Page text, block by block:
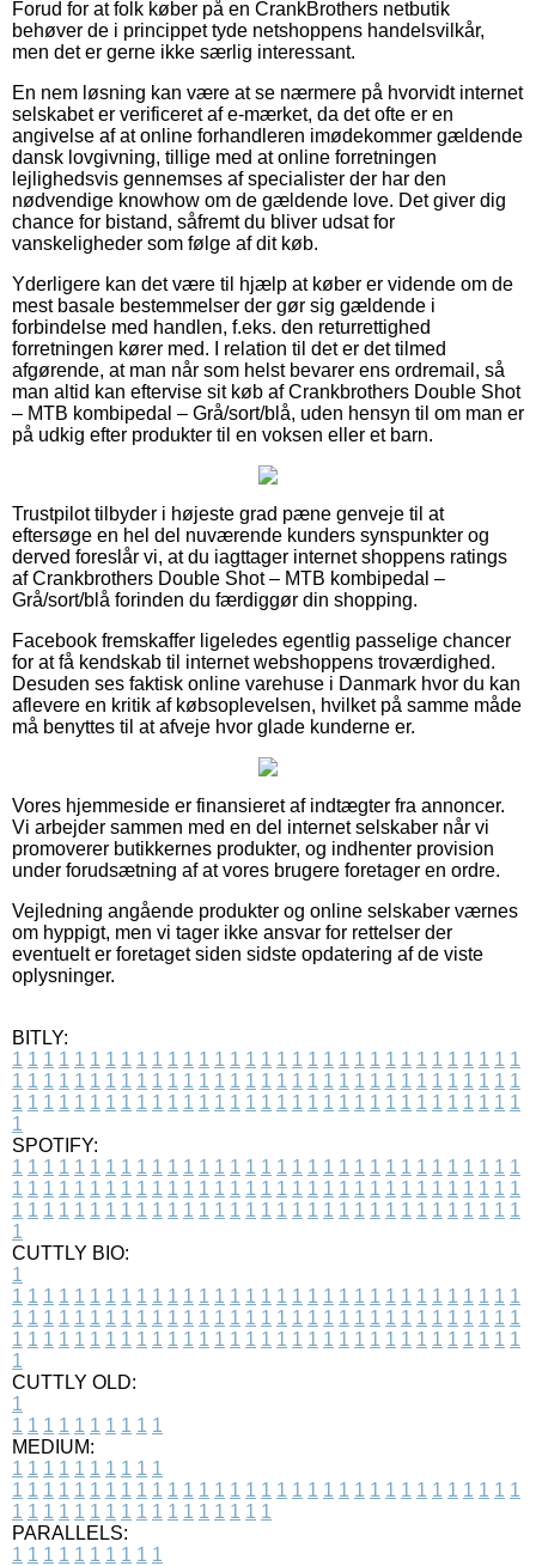
Forud for at folk køber på en CrankBrothers netbutik
behøver de i princippet tyde netshoppens handelsvilkår,
men det er gerne ikke særlig interessant.
En nem løsning kan være at se nærmere på hvorvidt internet
selskabet er verificeret af e-mærket, da det ofte er en
angivelse af at online forhandleren imødekommer gældende
dansk lovgivning, tillige med at online forretningen
lejlighedsvis gennemses af specialister der har den
nødvendige knowhow om de gældende love. Det giver dig
chance for bistand, såfremt du bliver udsat for
vanskeligheder som følge af dit køb.
Yderligere kan det være til hjælp at køber er vidende om de
mest basale bestemmelser der gør sig gældende i
forbindelse med handlen, f.eks. den returrettighed
forretningen kører med. I relation til det er det tilmed
afgørende, at man når som helst bevarer ens ordremail, så
man altid kan eftervise sit køb af Crankbrothers Double Shot
– MTB kombipedal – Grå/sort/blå, uden hensyn til om man er
på udkig efter produkter til en voksen eller et barn.
Trustpilot tilbyder i højeste grad pæne genveje til at
eftersøge en hel del nuværende kunders synspunkter og
derved foreslår vi, at du iagttager internet shoppens ratings
af Crankbrothers Double Shot – MTB kombipedal –
Grå/sort/blå forinden du færdiggør din shopping.
Facebook fremskaffer ligeledes egentlig passelige chancer
for at få kendskab til internet webshoppens troværdighed.
Desuden ses faktisk online varehuse i Danmark hvor du kan
aflevere en kritik af købsoplevelsen, hvilket på samme måde
må benyttes til at afveje hvor glade kunderne er.
Vores hjemmeside er finansieret af indtægter fra annoncer.
Vi arbejder sammen med en del internet selskaber når vi
promoverer butikkernes produkter, og indhenter provision
under forudsætning af at vores brugere foretager en ordre.
Vejledning angående produkter og online selskaber værnes
om hyppigt, men vi tager ikke ansvar for rettelser der
eventuelt er foretaget siden sidste opdatering af de viste
oplysninger.
BITLY:
1 1 1 1 1 1 1 1 1 1 1 1 1 1 1 1 1 1 1 1 1 1 1 1 1 1 1 1 1 1 1 1 1
1 1 1 1 1 1 1 1 1 1 1 1 1 1 1 1 1 1 1 1 1 1 1 1 1 1 1 1 1 1 1 1 1
1 1 1 1 1 1 1 1 1 1 1 1 1 1 1 1 1 1 1 1 1 1 1 1 1 1 1 1 1 1 1 1 1
1
SPOTIFY:
1 1 1 1 1 1 1 1 1 1 1 1 1 1 1 1 1 1 1 1 1 1 1 1 1 1 1 1 1 1 1 1 1
1 1 1 1 1 1 1 1 1 1 1 1 1 1 1 1 1 1 1 1 1 1 1 1 1 1 1 1 1 1 1 1 1
1 1 1 1 1 1 1 1 1 1 1 1 1 1 1 1 1 1 1 1 1 1 1 1 1 1 1 1 1 1 1 1 1
1
CUTTLY BIO:
1
1 1 1 1 1 1 1 1 1 1 1 1 1 1 1 1 1 1 1 1 1 1 1 1 1 1 1 1 1 1 1 1 1
1 1 1 1 1 1 1 1 1 1 1 1 1 1 1 1 1 1 1 1 1 1 1 1 1 1 1 1 1 1 1 1 1
1 1 1 1 1 1 1 1 1 1 1 1 1 1 1 1 1 1 1 1 1 1 1 1 1 1 1 1 1 1 1 1 1
1
CUTTLY OLD:
1
1 1 1 1 1 1 1 1 1 1
MEDIUM:
1 1 1 1 1 1 1 1 1 1
1 1 1 1 1 1 1 1 1 1 1 1 1 1 1 1 1 1 1 1 1 1 1 1 1 1 1 1 1 1 1 1 1
1 1 1 1 1 1 1 1 1 1 1 1 1 1 1 1 1
PARALLELS:
1 1 1 1 1 1 1 1 1 1